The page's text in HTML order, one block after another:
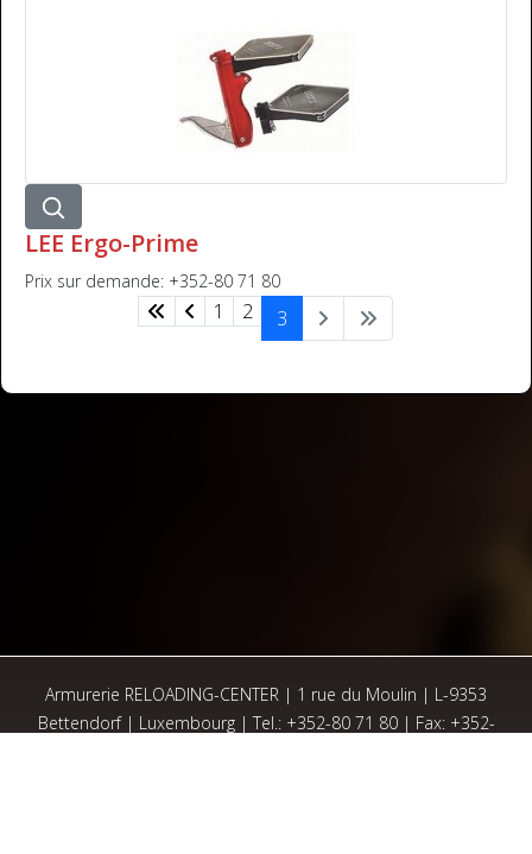
LEE Ergo-Prime
Prix sur demande: +352-80 71 80
1 2 3
Armurerie RELOADING-CENTER | 1 rue du Moulin | L-9353
Bettendorf | Luxembourg | Tel.: +352-80 71 80 | Fax: +352-